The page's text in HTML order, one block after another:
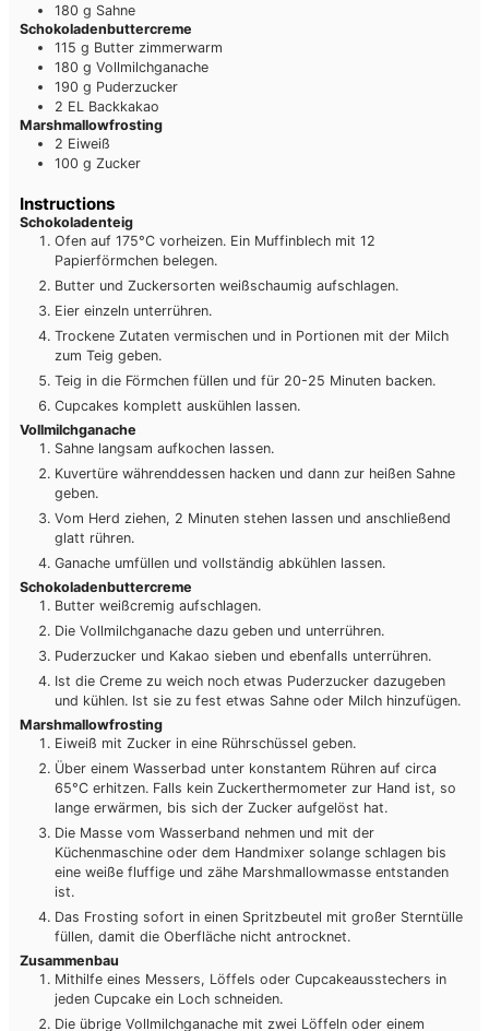
180 g Sahne
Schokoladenbuttercreme
115 g Butter zimmerwarm
180 g Vollmilchganache
190 g Puderzucker
2 EL Backkakao
Marshmallowfrosting
2 Eiweiß
100 g Zucker
Instructions
Schokoladenteig
Ofen auf 175°C vorheizen. Ein Muffinblech mit 12
Papierförmchen belegen.
Butter und Zuckersorten weißschaumig aufschlagen.
Eier einzeln unterrühren.
Trockene Zutaten vermischen und in Portionen mit der Milch
zum Teig geben.
Teig in die Förmchen füllen und für 20-25 Minuten backen.
Cupcakes komplett auskühlen lassen.
Vollmilchganache
Sahne langsam aufkochen lassen.
Kuvertüre währenddessen hacken und dann zur heißen Sahne
geben.
Vom Herd ziehen, 2 Minuten stehen lassen und anschließend
glatt rühren.
Ganache umfüllen und vollständig abkühlen lassen.
Schokoladenbuttercreme
Butter weißcremig aufschlagen.
Die Vollmilchganache dazu geben und unterrühren.
Puderzucker und Kakao sieben und ebenfalls unterrühren.
Ist die Creme zu weich noch etwas Puderzucker dazugeben
und kühlen. Ist sie zu fest etwas Sahne oder Milch hinzufügen.
Marshmallowfrosting
Eiweiß mit Zucker in eine Rührschüssel geben.
Über einem Wasserbad unter konstantem Rühren auf circa
65°C erhitzen. Falls kein Zuckerthermometer zur Hand ist, so
lange erwärmen, bis sich der Zucker aufgelöst hat.
Die Masse vom Wasserband nehmen und mit der
Küchenmaschine oder dem Handmixer solange schlagen bis
eine weiße fluffige und zähe Marshmallowmasse entstanden
ist.
Das Frosting sofort in einen Spritzbeutel mit großer Sterntülle
füllen, damit die Oberfläche nicht antrocknet.
Zusammenbau
Mithilfe eines Messers, Löffels oder Cupcakeausstechers in
jeden Cupcake ein Loch schneiden.
Die übrige Vollmilchganache mit zwei Löffeln oder einem